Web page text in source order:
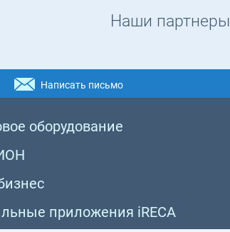
Наши партнеры
Написать письмо
оборудование
приложения iRECA